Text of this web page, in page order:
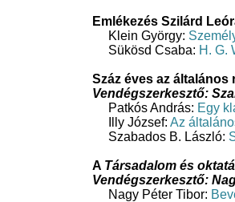
Emlékezés Szilárd
Klein György:
Sükösd Csaba: H. G.
Száz éves az általános
Vendégszerkesztő:
Patkós András: Egy
Illy József: Az
Szabados B. László:
A Társadalom és
Vendégszerkesztő:
Nagy Péter Tibor: